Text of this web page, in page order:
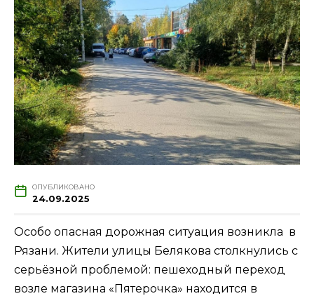
ОПУБЛИКОВАНО
24.09.2025
Особо опасная дорожная ситуация возникла в
Рязани. Жители улицы Белякова столкнулись с
серьёзной проблемой: пешеходный переход
возле магазина «Пятерочка» находится в